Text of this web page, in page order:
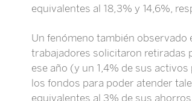
equivalentes al 18,3% y 14,6%,
Un fenómeno también observado
trabajadores solicitaron retiradas
ese año (y un 1,4% de sus
los fondos para poder atender
equivalentes al 3% de sus